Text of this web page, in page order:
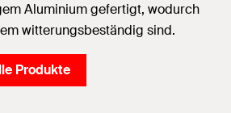
Aluminium gefertigt, wodurch
witterungsbeständig sind.
Produkte